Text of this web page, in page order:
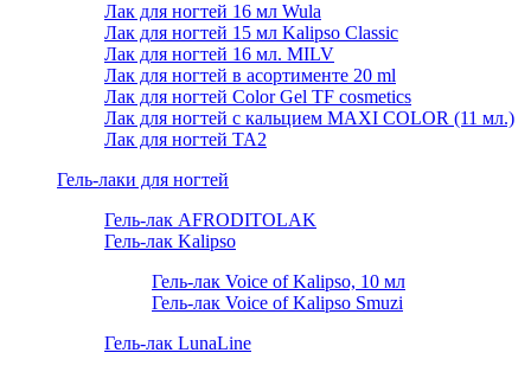
Лак для ногтей 16 мл Wula
Лак для ногтей 15 мл Kalipso Classic
Лак для ногтей 16 мл. MILV
Лак для ногтей в асортименте 20 ml
Лак для ногтей Color Gel TF cosmetics
Лак для ногтей с кальцием MAXI COLOR (11 мл.)
Лак для ногтей TA2
Гель-лаки для ногтей
Гель-лак AFRODITOLAK
Гель-лак Kalipso
Гель-лак Voice of Kalipso, 10 мл
Гель-лак Voice of Kalipso Smuzi
Гель-лак LunaLine